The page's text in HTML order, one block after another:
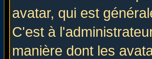
avatar, qui est
C'est à
manière dont les